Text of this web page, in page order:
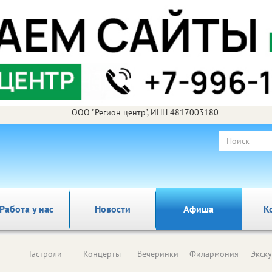
ООО "Регион центр", ИНН 4817003180
у нас Новости Афиша
Гастроли Концерты Вечеринки Филармония